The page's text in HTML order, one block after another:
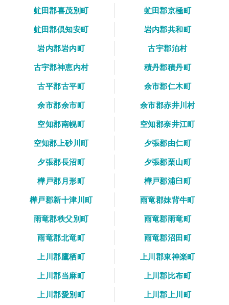
虻田郡喜茂別町
虻田郡京極町
虻田郡倶知安町
岩内郡共和町
岩内郡岩内町
古宇郡泊村
古宇郡神恵内村
積丹郡積丹町
古平郡古平町
余市郡仁木町
余市郡余市町
余市郡赤井川村
空知郡南幌町
空知郡奈井江町
空知郡上砂川町
夕張郡由仁町
夕張郡長沼町
夕張郡栗山町
樺戸郡月形町
樺戸郡浦臼町
樺戸郡新十津川町
雨竜郡妹背牛町
雨竜郡秩父別町
雨竜郡雨竜町
雨竜郡北竜町
雨竜郡沼田町
上川郡鷹栖町
上川郡東神楽町
上川郡当麻町
上川郡比布町
上川郡愛別町
上川郡上川町